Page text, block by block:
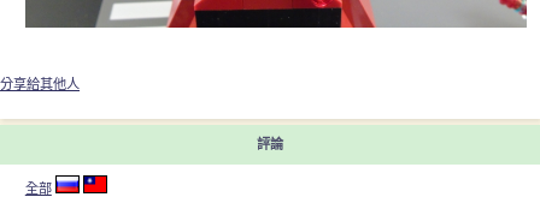
分享給其他人
評論
全部